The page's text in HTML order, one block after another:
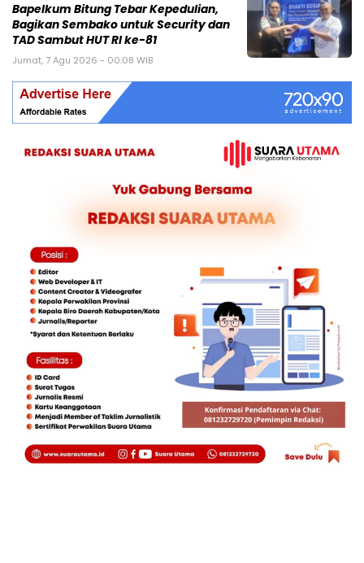
Bapelkum Bitung Tebar Kepedulian,
Bagikan Sembako untuk Security dan
TAD Sambut HUT RI ke-81
Jumat, 7 Agu 2026 - 00:08 WIB